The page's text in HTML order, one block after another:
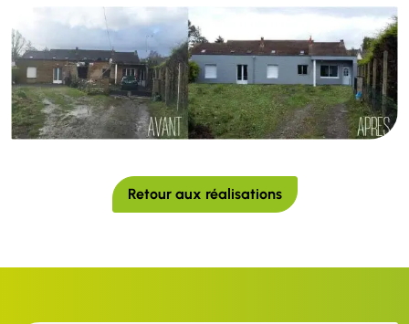
Retour aux réalisations